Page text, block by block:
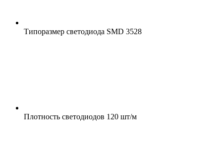
Типоразмер светодиода SMD 3528
Плотность светодиодов 120 шт/м